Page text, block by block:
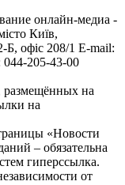
онлайн-медиа -
Київ,
офіс 208/1 E-mail:
044-205-43-00
размещённых на
на
«Новости
– обязательна
гиперссылка.
от